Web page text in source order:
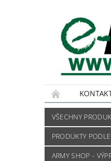
VŠECHNY
PRODUKTY
ARMY SHOP -